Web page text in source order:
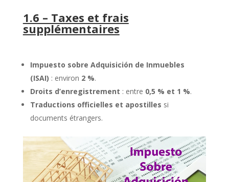
1.6 – Taxes et frais
supplémentaires
Impuesto sobre Adquisición de Inmuebles
(ISAI) : environ 2 %.
Droits d’enregistrement : entre 0,5 % et 1 %.
Traductions officielles et apostilles si
documents étrangers.